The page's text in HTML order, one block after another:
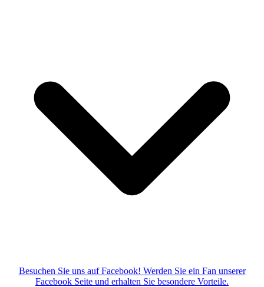
Besuchen Sie uns auf Facebook! Werden Sie ein Fan unserer
Facebook Seite und erhalten Sie besondere Vorteile.